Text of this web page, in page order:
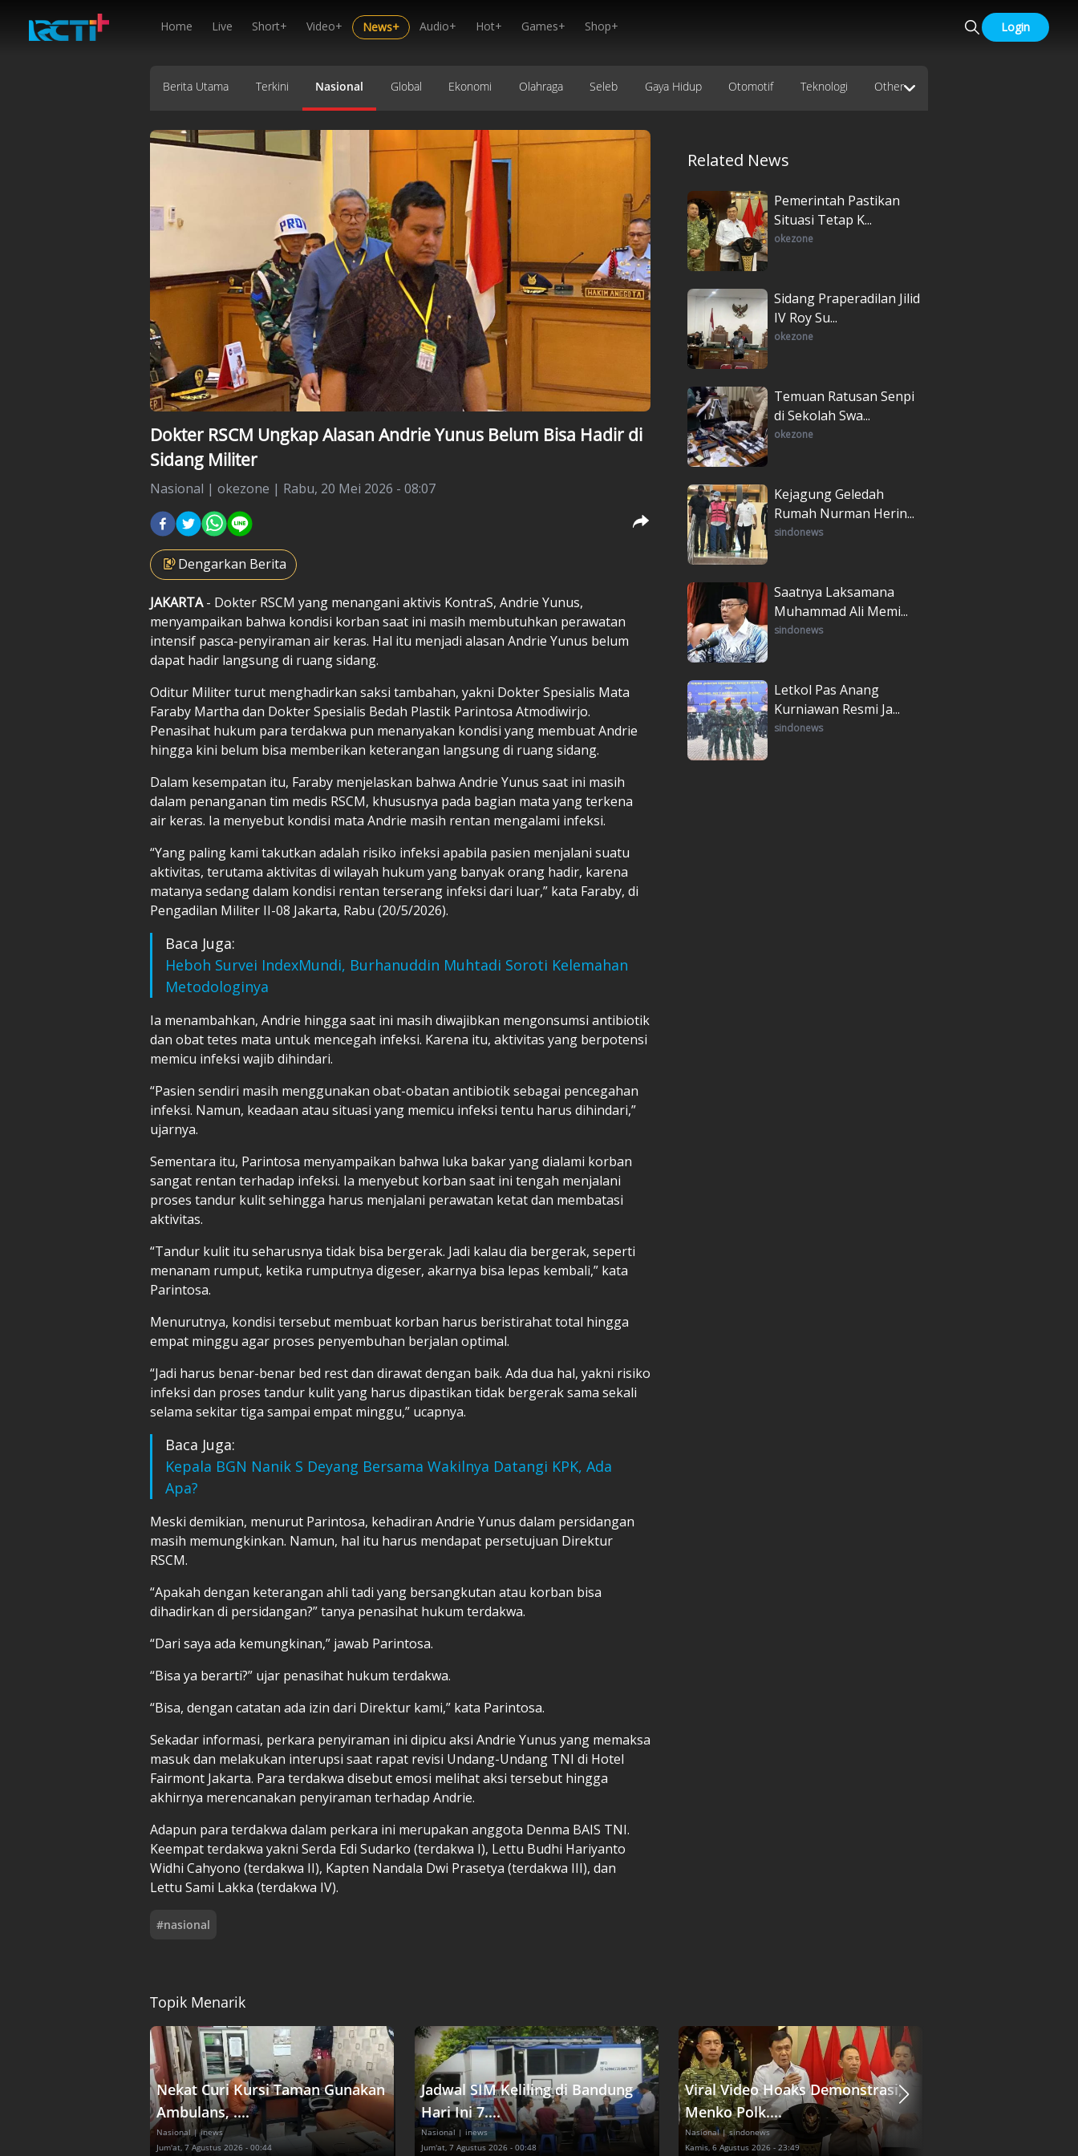
Home Live Short+ Video+ News+ Audio+ Hot+ Games+ Shop+ Login
Berita Utama Terkini Nasional Global Ekonomi Olahraga Seleb Gaya Hidup Otomotif Teknologi Other
Dokter RSCM Ungkap Alasan Andrie Yunus Belum Bisa Hadir di
Sidang Militer
Nasional | okezone | Rabu, 20 Mei 2026 - 08:07
Dengarkan Berita
JAKARTA- Dokter RSCM yang menangani aktivis KontraS, Andrie Yunus,
menyampaikan bahwa kondisi korban saat ini masih membutuhkan perawatan
intensif pasca-penyiraman air keras. Hal itu menjadi alasan Andrie Yunus belum
dapat hadir langsung di ruang sidang.
Oditur Militer turut menghadirkan saksi tambahan, yakni Dokter Spesialis Mata
Faraby Martha dan Dokter Spesialis Bedah Plastik Parintosa Atmodiwirjo.
Penasihat hukum para terdakwa pun menanyakan kondisi yang membuat Andrie
hingga kini belum bisa memberikan keterangan langsung di ruang sidang.
Dalam kesempatan itu, Faraby menjelaskan bahwa Andrie Yunus saat ini masih
dalam penanganan tim medis RSCM, khususnya pada bagian mata yang terkena
air keras. Ia menyebut kondisi mata Andrie masih rentan mengalami infeksi.
“Yang paling kami takutkan adalah risiko infeksi apabila pasien menjalani suatu
aktivitas, terutama aktivitas di wilayah hukum yang banyak orang hadir, karena
matanya sedang dalam kondisi rentan terserang infeksi dari luar,” kata Faraby, di
Pengadilan Militer II-08 Jakarta, Rabu (20/5/2026).
Baca Juga:
Heboh Survei IndexMundi, Burhanuddin Muhtadi Soroti Kelemahan
Metodologinya
Ia menambahkan, Andrie hingga saat ini masih diwajibkan mengonsumsi antibiotik
dan obat tetes mata untuk mencegah infeksi. Karena itu, aktivitas yang berpotensi
memicu infeksi wajib dihindari.
“Pasien sendiri masih menggunakan obat-obatan antibiotik sebagai pencegahan
infeksi. Namun, keadaan atau situasi yang memicu infeksi tentu harus dihindari,”
ujarnya.
Sementara itu, Parintosa menyampaikan bahwa luka bakar yang dialami korban
sangat rentan terhadap infeksi. Ia menyebut korban saat ini tengah menjalani
proses tandur kulit sehingga harus menjalani perawatan ketat dan membatasi
aktivitas.
“Tandur kulit itu seharusnya tidak bisa bergerak. Jadi kalau dia bergerak, seperti
menanam rumput, ketika rumputnya digeser, akarnya bisa lepas kembali,” kata
Parintosa.
Menurutnya, kondisi tersebut membuat korban harus beristirahat total hingga
empat minggu agar proses penyembuhan berjalan optimal.
“Jadi harus benar-benar bed rest dan dirawat dengan baik. Ada dua hal, yakni risiko
infeksi dan proses tandur kulit yang harus dipastikan tidak bergerak sama sekali
selama sekitar tiga sampai empat minggu,” ucapnya.
Baca Juga:
Kepala BGN Nanik S Deyang Bersama Wakilnya Datangi KPK, Ada
Apa?
Meski demikian, menurut Parintosa, kehadiran Andrie Yunus dalam persidangan
masih memungkinkan. Namun, hal itu harus mendapat persetujuan Direktur
RSCM.
“Apakah dengan keterangan ahli tadi yang bersangkutan atau korban bisa
dihadirkan di persidangan?” tanya penasihat hukum terdakwa.
“Dari saya ada kemungkinan,” jawab Parintosa.
“Bisa ya berarti?” ujar penasihat hukum terdakwa.
“Bisa, dengan catatan ada izin dari Direktur kami,” kata Parintosa.
Sekadar informasi, perkara penyiraman ini dipicu aksi Andrie Yunus yang memaksa
masuk dan melakukan interupsi saat rapat revisi Undang-Undang TNI di Hotel
Fairmont Jakarta. Para terdakwa disebut emosi melihat aksi tersebut hingga
akhirnya merencanakan penyiraman terhadap Andrie.
Adapun para terdakwa dalam perkara ini merupakan anggota Denma BAIS TNI.
Keempat terdakwa yakni Serda Edi Sudarko (terdakwa I), Lettu Budhi Hariyanto
Widhi Cahyono (terdakwa II), Kapten Nandala Dwi Prasetya (terdakwa III), dan
Lettu Sami Lakka (terdakwa IV).
#nasional
Related News
Pemerintah Pastikan
Situasi Tetap K...
okezone
Sidang Praperadilan Jilid
IV Roy Su...
okezone
Temuan Ratusan Senpi
di Sekolah Swa...
okezone
Kejagung Geledah
Rumah Nurman Herin...
sindonews
Saatnya Laksamana
Muhammad Ali Memi...
sindonews
Letkol Pas Anang
Kurniawan Resmi Ja...
sindonews
Topik Menarik
Nekat Curi Kursi Taman Gunakan
Ambulans, ....
Nasional | inews
Jum'at, 7 Agustus 2026 - 00:44
Jadwal SIM Keliling di Bandung
Hari Ini 7....
Nasional | inews
Jum'at, 7 Agustus 2026 - 00:48
Viral Video Hoaks Demonstrasi,
Menko Polk....
Nasional | sindonews
Kamis, 6 Agustus 2026 - 23:49